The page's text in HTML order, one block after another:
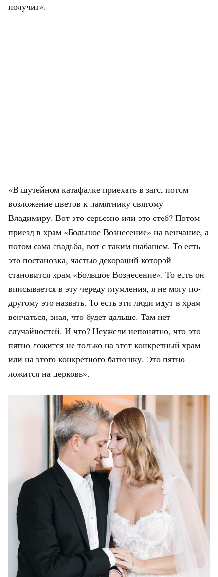
получит».
«В шутейном катафалке приехать в загс, потом
возложение цветов к памятнику святому
Владимиру. Вот это серьезно или это стеб? Потом
приезд в храм «Большое Вознесение» на венчание, а
потом сама свадьба, вот с таким шабашем. То есть
это постановка, частью декораций которой
становится храм «Большое Вознесение». То есть он
вписывается в эту череду глумления, я не могу по-
другому это назвать. То есть эти люди идут в храм
венчаться, зная, что будет дальше. Там нет
случайностей. И что? Неужели непонятно, что это
пятно ложится не только на этот конкретный храм
или на этого конкретного батюшку. Это пятно
ложится на церковь».